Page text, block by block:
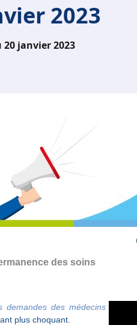
2023
20 janvier 2023
des soins
demandes des médecins
plus choquant.